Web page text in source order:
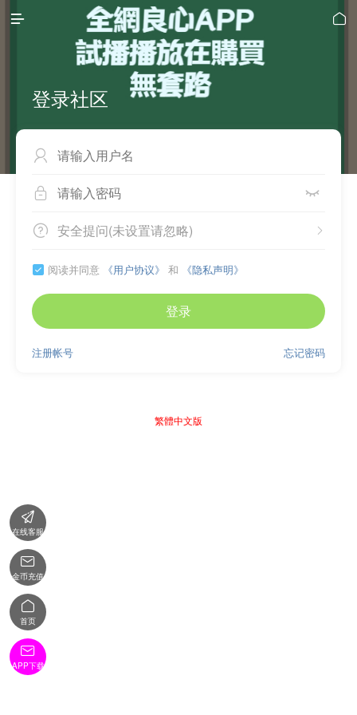
 
登录社区

 
 
安全提问(未设置请忽略)
 阅读并同意 《用户协议》 和 《隐私声明》
登录
忘记密码
注册帐号
繁體中文版

在线客服

金币充值

首页

APP下载